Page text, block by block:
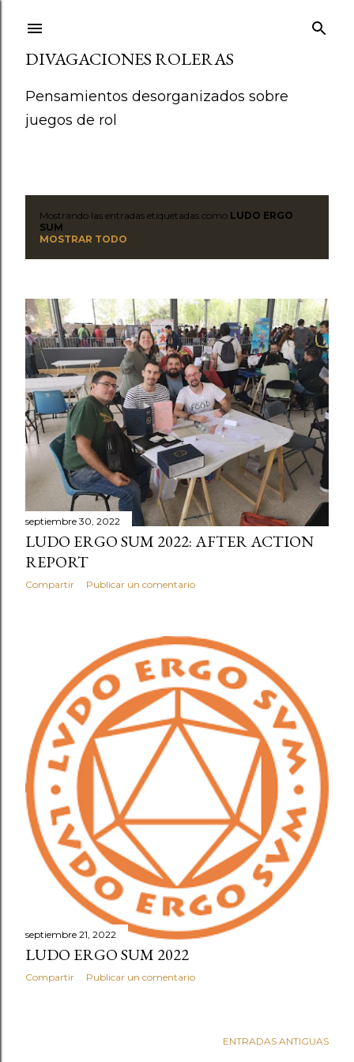
DIVAGACIONES ROLERAS
Pensamientos desorganizados sobre
juegos de rol
n
t
r
a
d
a
s
Mostrando las entradas etiquetadas como LUDO ERGO
SUM
MOSTRAR TODO
septiembre 30, 2022
LUDO ERGO SUM 2022: AFTER ACTION
REPORT
Compartir Publicar un comentario
septiembre 21, 2022
LUDO ERGO SUM 2022
Compartir Publicar un comentario
ENTRADAS ANTIGUAS